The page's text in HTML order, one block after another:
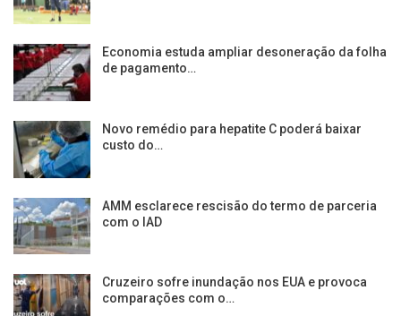
Economia estuda ampliar desoneração da folha
de pagamento…
Novo remédio para hepatite C poderá baixar
custo do…
AMM esclarece rescisão do termo de parceria
com o IAD
Cruzeiro sofre inundação nos EUA e provoca
comparações com o…